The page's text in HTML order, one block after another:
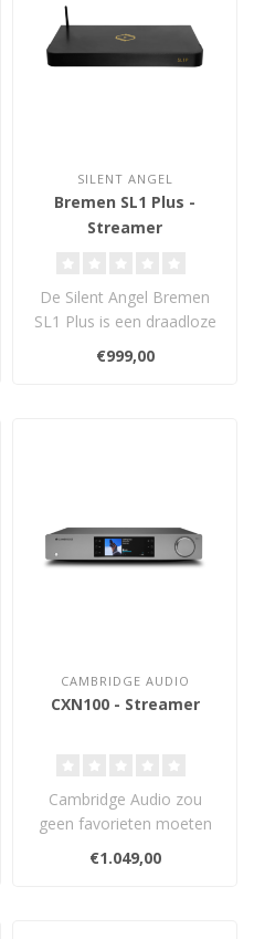
SILENT ANGEL
Bremen SL1 Plus -
Streamer
De Silent Angel Bremen
SL1 Plus is een draadloze
muziekspeler met
XLR/RCA-uitgan..
€999,00
CAMBRIDGE AUDIO
CXN100 - Streamer
Cambridge Audio zou
geen favorieten moeten
hebben, maar de CXN100
is iets anders..
€1.049,00